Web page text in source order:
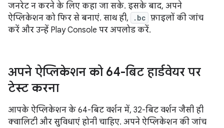
जनरेट न करने के लिए कहा जा सके. इसके बाद, अपने
ऐप्लिकेशन को फिर से बनाएं. साथ ही,
.bc फ़ाइलों की जांच
करें और उन्हें Play Console पर अपलोड करें.
अपने ऐप्लिकेशन को 64-बिट हार्डवेयर पर
टेस्ट करना
आपके ऐप्लिकेशन के 64-बिट वर्शन में, 32-बिट वर्शन जैसी ही
क्वालिटी और सुविधाएं होनी चाहिए. अपने ऐप्लिकेशन की जांच